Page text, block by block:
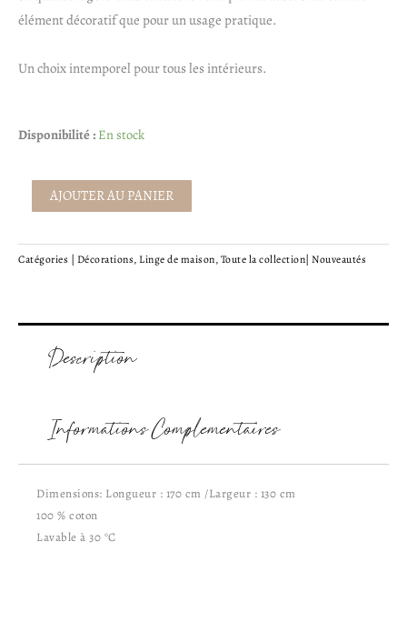
élément décoratif que pour un usage pratique.
Un choix intemporel pour tous les intérieurs.
Disponibilité : En stock
quantité
Plaid
crochet
AJOUTER AU PANIER
Catégories | Décorations, Linge de maison,Toute la collection| Nouveautés
Description
Informations Complémentaires
Dimensions: Longueur : 170 cm /Largeur : 130 cm
100 % coton
Lavable à 30 °C